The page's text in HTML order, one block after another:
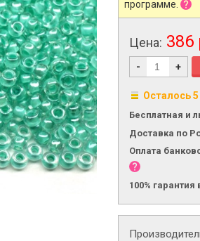
программе.
Цена: 386
- +
Осталось
Бесплатная и
Доставка по
Оплата
100%